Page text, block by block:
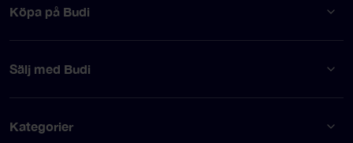
Köpa på Budi
Sälj med Budi
Kategorier